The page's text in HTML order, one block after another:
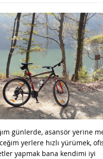
günlerde, asansör yerine
yerlere hızlı yürümek,
yapmak bana kendimi iyi